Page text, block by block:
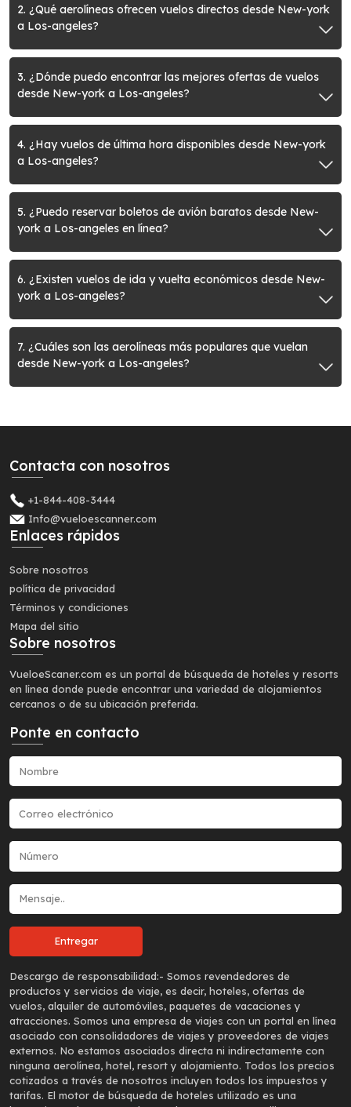
2. ¿Qué aerolíneas ofrecen vuelos directos desde New-york
a Los-angeles?
3. ¿Dónde puedo encontrar las mejores ofertas de vuelos
desde New-york a Los-angeles?
4. ¿Hay vuelos de última hora disponibles desde New-york
a Los-angeles?
5. ¿Puedo reservar boletos de avión baratos desde New-
york a Los-angeles en línea?
6. ¿Existen vuelos de ida y vuelta económicos desde New-
york a Los-angeles?
7. ¿Cuáles son las aerolíneas más populares que vuelan
desde New-york a Los-angeles?
Contacta con nosotros
+1-844-408-3444
Info@vueloescanner.com
Enlaces rápidos
Sobre nosotros
política de privacidad
Términos y condiciones
Mapa del sitio
Sobre nosotros
VueloeScaner.com es un portal de búsqueda de hoteles y resorts
en línea donde puede encontrar una variedad de alojamientos
cercanos o de su ubicación preferida.
Ponte en contacto
Descargo de responsabilidad:- Somos revendedores de
productos y servicios de viaje, es decir, hoteles, ofertas de
vuelos, alquiler de automóviles, paquetes de vacaciones y
atracciones. Somos una empresa de viajes con un portal en línea
asociado con consolidadores de viajes y proveedores de viajes
externos. No estamos asociados directa ni indirectamente con
ninguna aerolínea, hotel, resort y alojamiento. Todos los precios
cotizados a través de nosotros incluyen todos los impuestos y
tarifas. El motor de búsqueda de hoteles utilizado es una